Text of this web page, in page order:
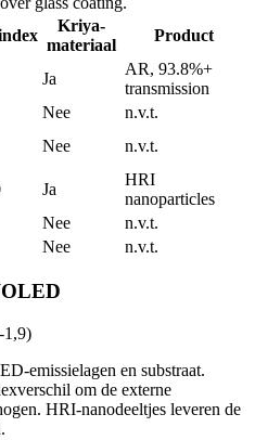
Kriya-
materiaal
Product
Ja
AR, 93.8%+
transmission
Nee
n.v.t.
Nee
n.v.t.
Ja
HRI
nanoparticles
Nee
n.v.t.
Nee n.v.t.
1,9)
emissielagen en substraat.
om de externe
HRI-nanodeeltjes leveren de